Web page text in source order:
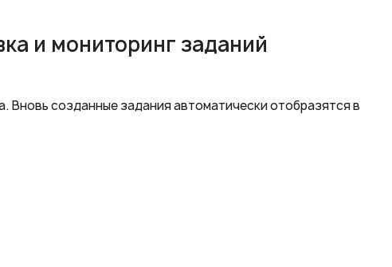
и мониторинг заданий
Вновь созданные задания автоматически отобразятся в